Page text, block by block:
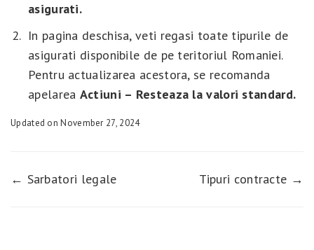
asigurati.
In pagina deschisa, veti regasi toate tipurile de
asigurati disponibile de pe teritoriul Romaniei.
Pentru actualizarea acestora, se recomanda
apelarea Actiuni – Resteaza la valori standard.
Updated on November 27, 2024
← Sarbatori legale Tipuri contracte →